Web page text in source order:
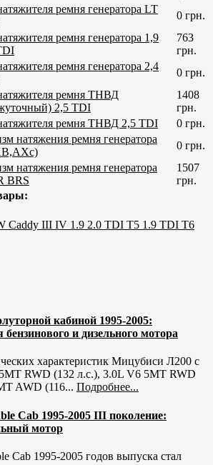
ремня генератора LT
0 грн.
ремня генератора 1,9
763
грн.
ремня генератора 2,4
0 грн.
ремня ТНВД
2,5 TDI
1408
грн.
ремня ТНВД 2,5 TDI
0 грн.
натяжения ремня генератора
0 грн.
натяжения ремня генератора
BRS
1507
грн.
Caddy III IV 1.9 2.0 TDI T5 1.9 TDI T6
кабиной 1995-2005:
и дизельного мотора
характеристик Мицубиси Л200 с
RWD (132 л.с.), 3.0L V6 5MT RWD
AWD (116... Подробнее...
Cab 1995-2005 III поколение:
мотор
Cab 1995-2005 годов выпуска стал